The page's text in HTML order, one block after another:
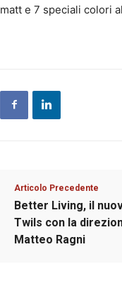
matt e 7 speciali colori
Articolo Precedente
Better Living, il
Twils con la
Matteo Ragni